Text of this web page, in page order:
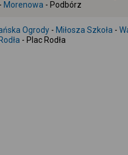
- Morenowa - Podbórz
Ogrody - Miłosza Szkoła -
- Plac Rodła